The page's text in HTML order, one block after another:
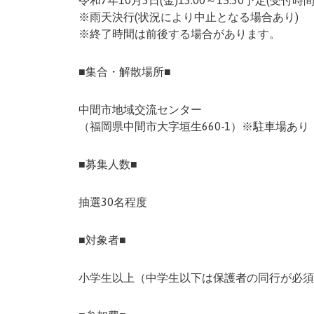
※雨天決行(状況により中止となる場合あり)
※終了時間は前後する場合があります。
■集合・解散場所■
中間市地域交流センター
（福岡県中間市大字垣生660-1）※駐車場あり
■募集人数■
抽選30名程度
■対象者■
小学生以上（中学生以下は保護者の同行が必須